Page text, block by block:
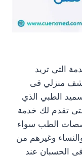
التي تريد
منزلي فى
الطبي الذي
تقدم لك خدمة
الطب سواء
وغيرهم من
الحسبان عند